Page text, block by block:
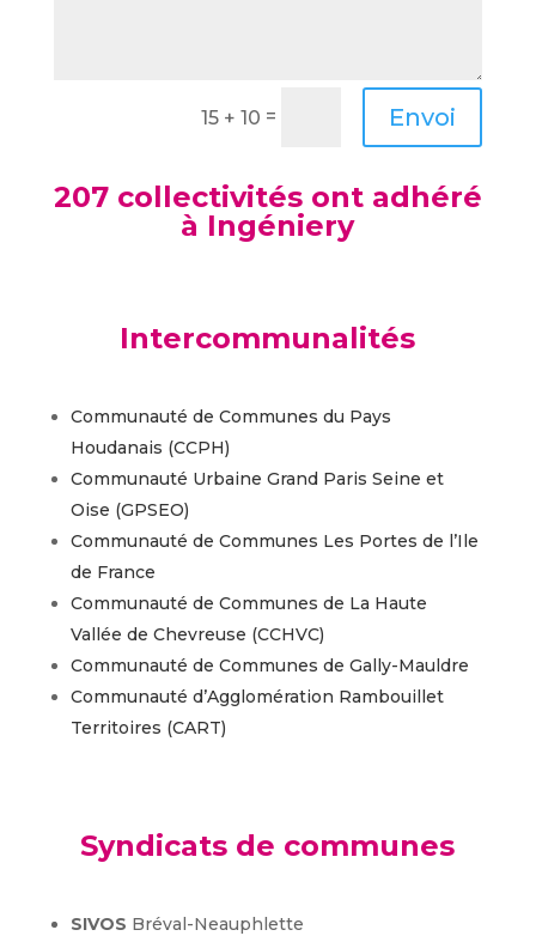
15 + 10 = Envoi
207 collectivités ont adhéré
à Ingéniery
Intercommunalités
Communauté de Communes du Pays
Houdanais (CCPH)
Communauté Urbaine Grand Paris Seine et
Oise (GPSEO)
Communauté de Communes Les Portes de l’Ile
de France
Communauté de Communes de La Haute
Vallée de Chevreuse (CCHVC)
Communauté de Communes de Gally-Mauldre
Communauté d’Agglomération Rambouillet
Territoires (CART)
Syndicats de communes
SIVOS Bréval-Neauphlette